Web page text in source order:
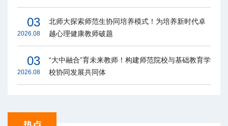
03
2026.08
北师大探索师范生协同培养模式！为培养新时代卓
越心理健康教师破题
03
2026.08
“大中融合”育未来教师！构建师范院校与基础教育学
校协同发展共同体